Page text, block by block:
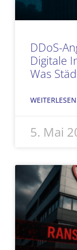
DDoS-
Digitale
Was
5. Mai